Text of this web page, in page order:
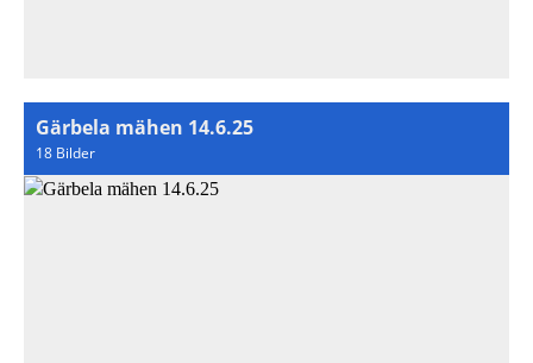
Gärbela mähen 14.6.25
18 Bilder